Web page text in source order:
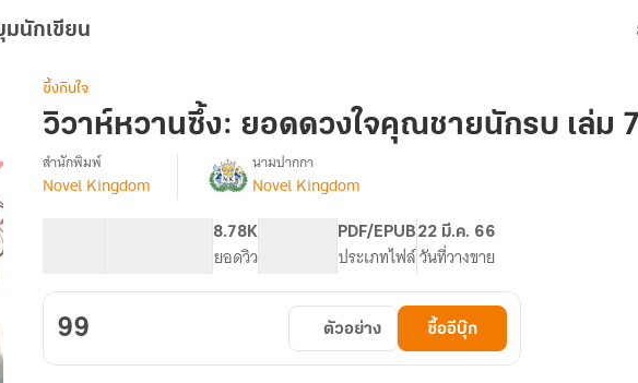
มนักเขียน
ซึ้งกินใจ
วิวาห์หวานซึ้ง: ยอดดวงใจคุณชายนักรบ เล่ม 7
เรื่อง
สำนักพิมพ์
Novel Kingdom
นามปากกา
Novel Kingdom
8.78K
ยอดวิว
PDF/EPUB
ประเภทไฟล์
22 มี.ค. 66
วันที่วางขาย
99 ตัวอย่าง ซื้ออีบุ๊ก